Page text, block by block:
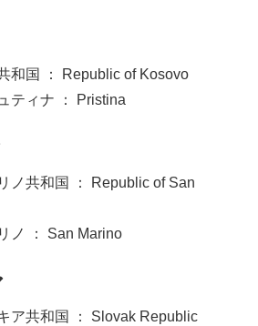
和国 ： Republic of Kosovo
ティナ ： Pristina
ノ共和国 ： Republic of San
ノ ： San Marino
ア共和国 ： Slovak Republic